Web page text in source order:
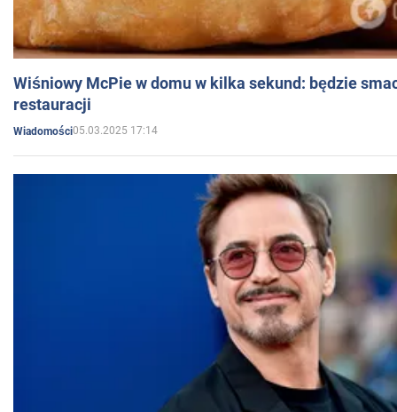
Wiśniowy McPie w domu w kilka sekund: będzie
restauracji
Wiadomości05.03.2025 17:14